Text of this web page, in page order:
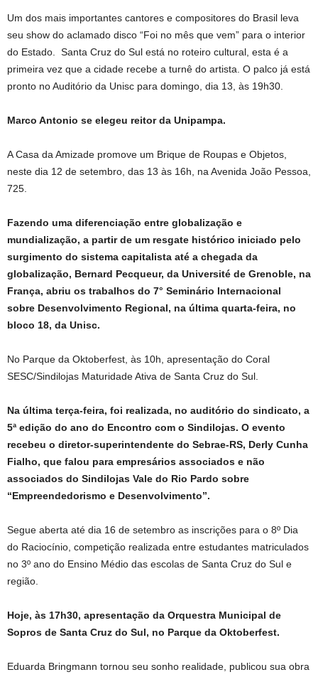
Um dos mais importantes cantores e compositores do Brasil leva
seu show do aclamado disco “Foi no mês que vem” para o interior
do Estado. Santa Cruz do Sul está no roteiro cultural, esta é a
primeira vez que a cidade recebe a turnê do artista. O palco já está
pronto no Auditório da Unisc para domingo, dia 13, às 19h30.
Marco Antonio se elegeu reitor da Unipampa.
A Casa da Amizade promove um Brique de Roupas e Objetos,
neste dia 12 de setembro, das 13 às 16h, na Avenida João Pessoa,
725.
Fazendo uma diferenciação entre globalização e
mundialização, a partir de um resgate histórico iniciado pelo
surgimento do sistema capitalista até a chegada da
globalização, Bernard Pecqueur, da Université de Grenoble, na
França, abriu os trabalhos do 7° Seminário Internacional
sobre Desenvolvimento Regional, na última quarta-feira, no
bloco 18, da Unisc.
No Parque da Oktoberfest, às 10h, apresentação do Coral
SESC/Sindilojas Maturidade Ativa de Santa Cruz do Sul.
Na última terça-feira, foi realizada, no auditório do sindicato, a
5ª edição do ano do Encontro com o Sindilojas. O evento
recebeu o diretor-superintendente do Sebrae-RS, Derly Cunha
Fialho, que falou para empresários associados e não
associados do Sindilojas Vale do Rio Pardo sobre
“Empreendedorismo e Desenvolvimento”.
Segue aberta até dia 16 de setembro as inscrições para o 8º Dia
do Raciocínio, competição realizada entre estudantes matriculados
no 3º ano do Ensino Médio das escolas de Santa Cruz do Sul e
região.
Hoje, às 17h30, apresentação da Orquestra Municipal de
Sopros de Santa Cruz do Sul, no Parque da Oktoberfest.
Eduarda Bringmann tornou seu sonho realidade, publicou sua obra